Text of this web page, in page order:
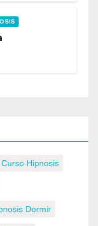
Curso Hipnosis
Dormir